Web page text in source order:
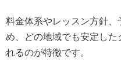
料金体系やレッスン方針、
め、どの地域でも安定し
れるのが特徴です。